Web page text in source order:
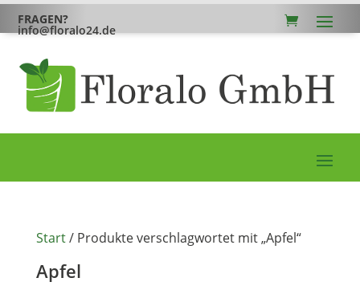
FRAGEN?
info@floralo24.de
Start/ Produkte verschlagwortet mit „Apfel“
Apfel